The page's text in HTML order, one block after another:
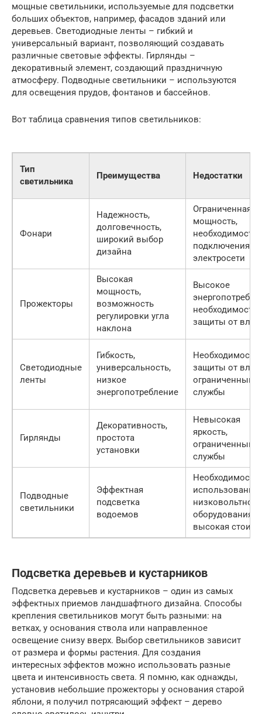
мощные светильники, используемые для подсветки
больших объектов, например, фасадов зданий или
деревьев. Светодиодные ленты – гибкий и
универсальный вариант, позволяющий создавать
различные световые эффекты. Гирлянды –
декоративный элемент, создающий праздничную
атмосферу. Подводные светильники – используются
для освещения прудов, фонтанов и бассейнов.
Вот таблица сравнения типов светильников:
Тип
светильника
Преимущества Недостатки
Фонари
Надежность,
долговечность,
широкий выбор
дизайна
Ограниченная
мощность,
необходимость
подключения к
электросети
Прожекторы
Высокая
мощность,
возможность
регулировки угла
наклона
Высокое
необходимость
защиты от
Светодиодные
ленты
Гибкость,
универсальность,
низкое
энергопотребление
Необходимость
защиты от
ограниченный
службы
Гирлянды
Декоративность,
простота
установки
Невысокая
яркость,
ограниченный
службы
Подводные
светильники
Эффектная
подсветка
водоемов
Необходимость
использования
низковольтного
оборудования,
высокая
Подсветка деревьев и кустарников
Подсветка деревьев и кустарников – один из самых
эффектных приемов ландшафтного дизайна. Способы
крепления светильников могут быть разными: на
ветках, у основания ствола или направленное
освещение снизу вверх. Выбор светильников зависит
от размера и формы растения. Для создания
интересных эффектов можно использовать разные
цвета и интенсивность света. Я помню, как однажды,
установив небольшие прожекторы у основания старой
яблони, я получил потрясающий эффект – дерево